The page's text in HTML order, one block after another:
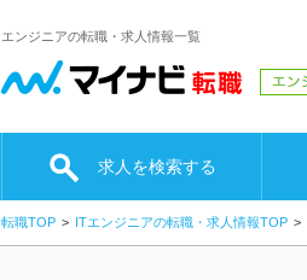
エンジニアの転職・求人情報一覧
求人を検索する
転職TOP ITエンジニアの転職・求人情報TOP